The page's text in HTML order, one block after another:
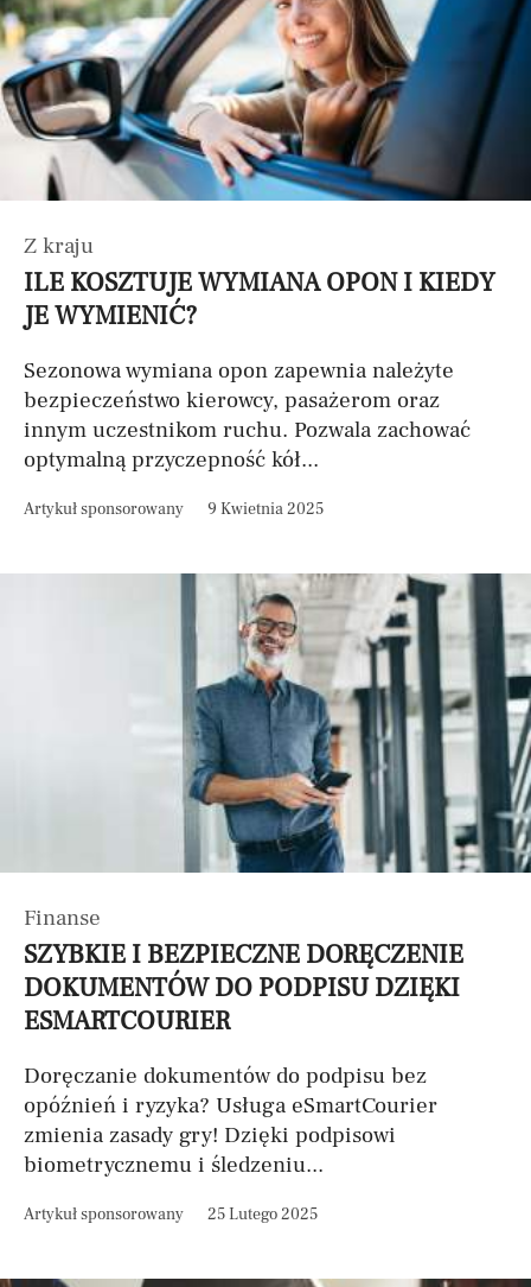
Z kraju
ILE KOSZTUJE WYMIANA OPON I KIEDY
JE WYMIENIĆ?
Sezonowa wymiana opon zapewnia należyte
bezpieczeństwo kierowcy, pasażerom oraz
innym uczestnikom ruchu. Pozwala zachować
optymalną przyczepność kół...
Artykuł sponsorowany 9 Kwietnia 2025
Finanse
SZYBKIE I BEZPIECZNE DORĘCZENIE
DOKUMENTÓW DO PODPISU DZIĘKI
ESMARTCOURIER
Doręczanie dokumentów do podpisu bez
opóźnień i ryzyka? Usługa eSmartCourier
zmienia zasady gry! Dzięki podpisowi
biometrycznemu i śledzeniu...
Artykuł sponsorowany 25 Lutego 2025